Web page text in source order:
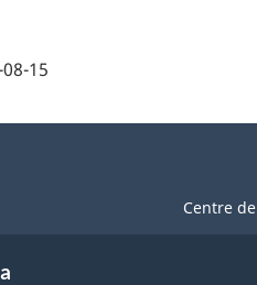
15
Centre